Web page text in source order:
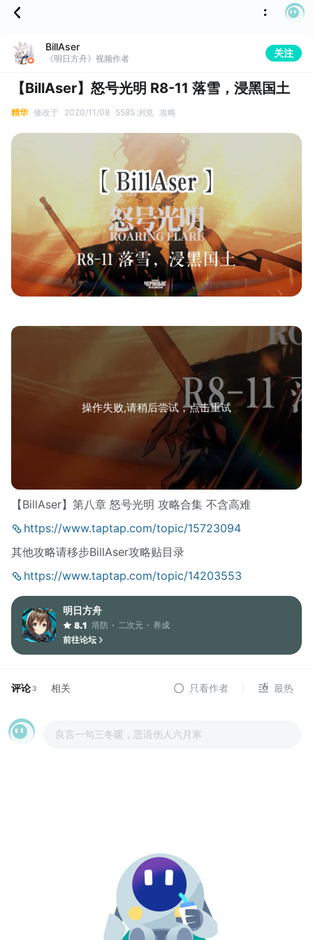
BillAser
《明日方舟》视频作者 关注
【BillAser】怒号光明 R8-11 落雪，浸黑国土
精华 修改于 2020/11/08 5585 浏览 攻略
操作失败,请稍后尝试，点击重试
【BillAser】第八章 怒号光明 攻略合集 不含高难
https://www.taptap.com/topic/15723094
其他攻略请移步BillAser攻略贴目录
https://www.taptap.com/topic/14203553
明日方舟
8.1 塔防 二次元
养成
前往论坛
评论3 相关 只看作者 最热
良言一句三冬暖，恶语伤人六月寒